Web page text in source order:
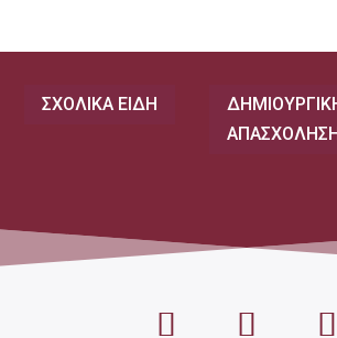
ΣΧΟΛΙΚΑ ΕΙΔΗ
ΑΠΑΣΧΟΛΗΣΗ